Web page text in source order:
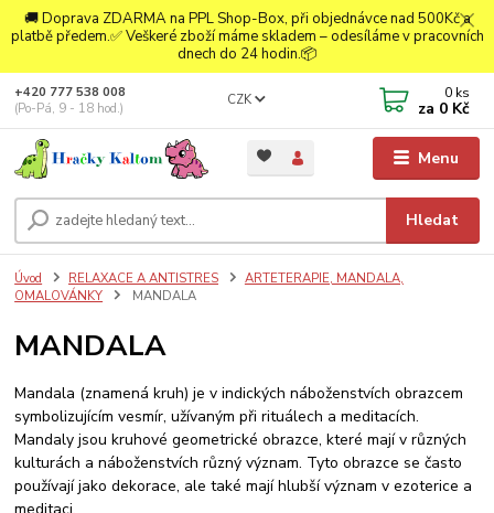
🚚 Doprava ZDARMA na PPL Shop-Box, při objednávce nad 500Kč a
platbě předem.✅ Veškeré zboží máme skladem – odesíláme v pracovních
dnech do 24 hodin.📦
Menu
CZK
Hledat
+420 777 538 008
(Po-Pá, 9 - 18 hod.)
0 ks
za 0 Kč
Úvod RELAXACE A ANTISTRES
ARTETERAPIE, MANDALA,
OMALOVÁNKY
MANDALA
MANDALA
Mandala (znamená kruh) je v indických náboženstvích obrazcem
symbolizujícím vesmír, užívaným při rituálech a meditacích.
Mandaly jsou kruhové geometrické obrazce, které mají v různých
kulturách a náboženstvích různý význam. Tyto obrazce se často
používají jako dekorace, ale také mají hlubší význam v ezoterice a